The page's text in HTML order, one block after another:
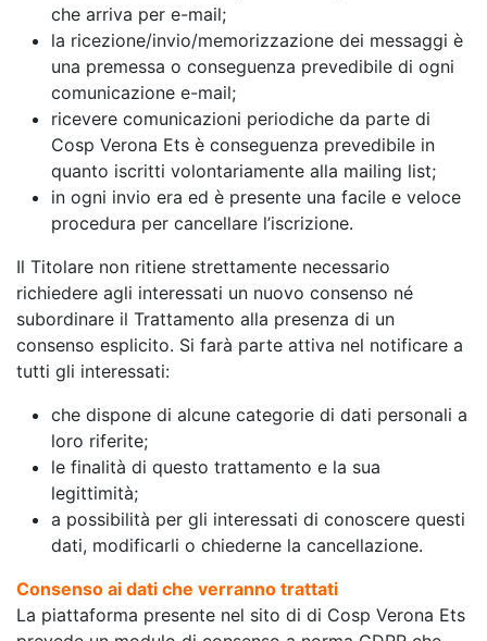
che arriva per e-mail;
la ricezione/invio/memorizzazione dei messaggi è
una premessa o conseguenza prevedibile di ogni
comunicazione e-mail;
ricevere comunicazioni periodiche da parte di
Cosp Verona Ets è conseguenza prevedibile in
quanto iscritti volontariamente alla mailing list;
in ogni invio era ed è presente una facile e veloce
procedura per cancellare l’iscrizione.
Il Titolare non ritiene strettamente necessario
richiedere agli interessati un nuovo consenso né
subordinare il Trattamento alla presenza di un
consenso esplicito. Si farà parte attiva nel notificare a
tutti gli interessati:
che dispone di alcune categorie di dati personali a
loro riferite;
le finalità di questo trattamento e la sua
legittimità;
a possibilità per gli interessati di conoscere questi
dati, modificarli o chiederne la cancellazione.
Consenso ai dati che verranno trattati
La piattaforma presente nel sito di di Cosp Verona Ets